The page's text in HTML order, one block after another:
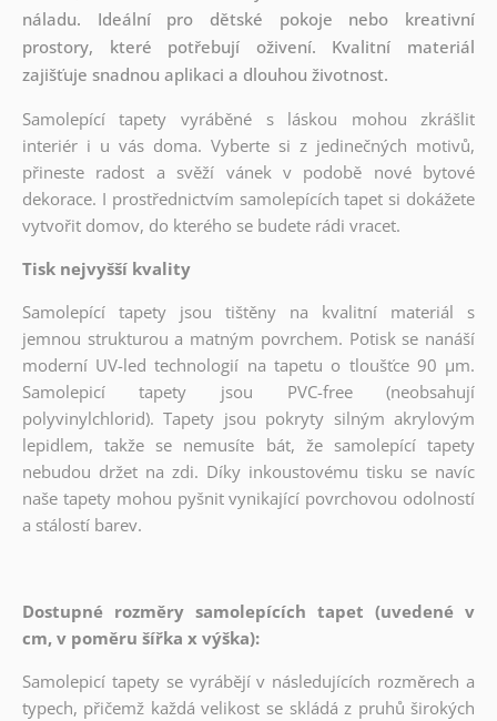
náladu. Ideální pro dětské pokoje nebo kreativní
prostory, které potřebují oživení. Kvalitní materiál
zajišťuje snadnou aplikaci a dlouhou životnost.
Samolepící tapety vyráběné s láskou mohou zkrášlit
interiér i u vás doma. Vyberte si z jedinečných motivů,
přineste radost a svěží vánek v podobě nové bytové
dekorace. I prostřednictvím samolepících tapet si dokážete
vytvořit domov, do kterého se budete rádi vracet.
Tisk nejvyšší kvality
Samolepící tapety jsou tištěny na kvalitní materiál s
jemnou strukturou a matným povrchem. Potisk se nanáší
moderní UV-led technologií na tapetu o tloušťce 90 µm.
Samolepicí tapety jsou PVC-free (neobsahují
polyvinylchlorid). Tapety jsou pokryty silným akrylovým
lepidlem, takže se nemusíte bát, že samolepící tapety
nebudou držet na zdi. Díky inkoustovému tisku se navíc
naše tapety mohou pyšnit vynikající povrchovou odolností
a stálostí barev.
Dostupné rozměry samolepících tapet (uvedené v
cm, v poměru šířka x výška):
Samolepicí tapety se vyrábějí v následujících rozměrech a
typech, přičemž každá velikost se skládá z pruhů širokých